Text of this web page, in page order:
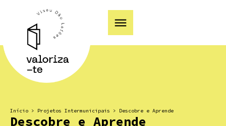
Início > Projetos Intermunicipais > Descobre e Aprende
Descobre e Aprende